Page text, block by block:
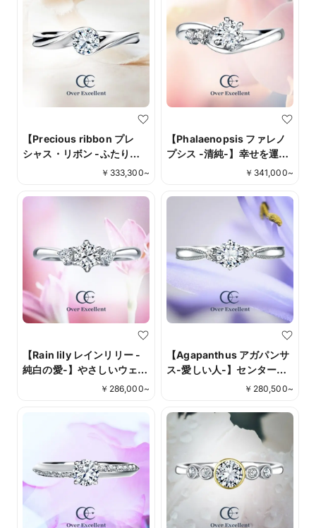
【Precious ribbon プレ
シャス・リボン -ふたりの
愛を永遠に-】二人の愛を重
流れるデザイン。優雅な曲
￥ 333,300~
【Phalaenopsis ファレノ
プシス -清純-】幸せを運ぶ
ように緩やかにカーブする
印象。
￥ 341,000~
【Rain lily レインリリー -
純白の愛-】やさしいウェー
ブラインに3石のダイヤモン
￥ 286,000~
【Agapanthus アガパンサ
ス-愛しい人-】センターダ
イヤモンドを際立たせるよ
シルエット。
￥ 280,500~